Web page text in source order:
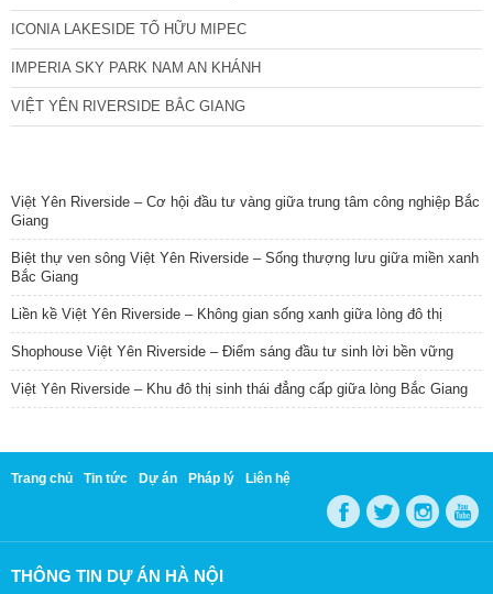
ICONIA LAKESIDE TỐ HỮU MIPEC
IMPERIA SKY PARK NAM AN KHÁNH
VIỆT YÊN RIVERSIDE BẮC GIANG
Việt Yên Riverside – Cơ hội đầu tư vàng giữa trung tâm công nghiệp Bắc
Giang
Biệt thự ven sông Việt Yên Riverside – Sống thượng lưu giữa miền xanh
Bắc Giang
Liền kề Việt Yên Riverside – Không gian sống xanh giữa lòng đô thị
Shophouse Việt Yên Riverside – Điểm sáng đầu tư sinh lời bền vững
Việt Yên Riverside – Khu đô thị sinh thái đẳng cấp giữa lòng Bắc Giang
Trang chủ Tin tức Dự án Pháp lý Liên hệ
THÔNG TIN DỰ ÁN HÀ NỘI